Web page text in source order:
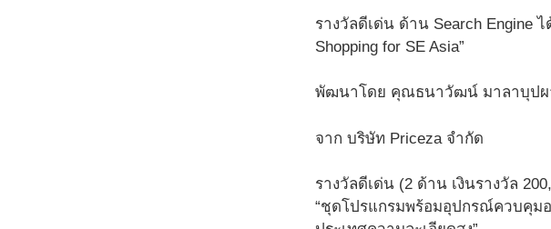
รางวัลดีเด่น ด้าน Search Engine
Shopping for SE Asia”
พัฒนาโดย คุณธนาวัฒน์ มาลาบุปผ
จาก บริษัท Priceza จำกัด
รางวัลดีเด่น (2 ด้าน เงินรางวัล
“ชุดโปรแกรมพร้อมอุปกรณ์ควบคุม